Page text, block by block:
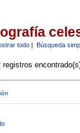
todo| Búsqueda
registros